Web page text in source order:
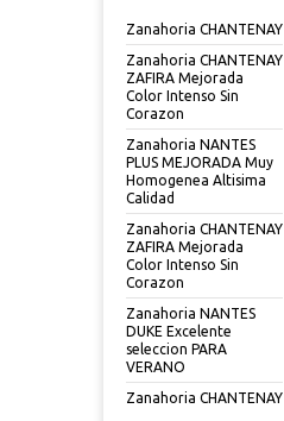
Zanahoria CHANTENAY
Zanahoria CHANTENAY
ZAFIRA Mejorada
Color Intenso Sin
Corazon
Zanahoria NANTES
PLUS MEJORADA Muy
Homogenea Altisima
Calidad
Zanahoria CHANTENAY
ZAFIRA Mejorada
Color Intenso Sin
Corazon
Zanahoria NANTES
DUKE Excelente
seleccion PARA
VERANO
Zanahoria CHANTENAY